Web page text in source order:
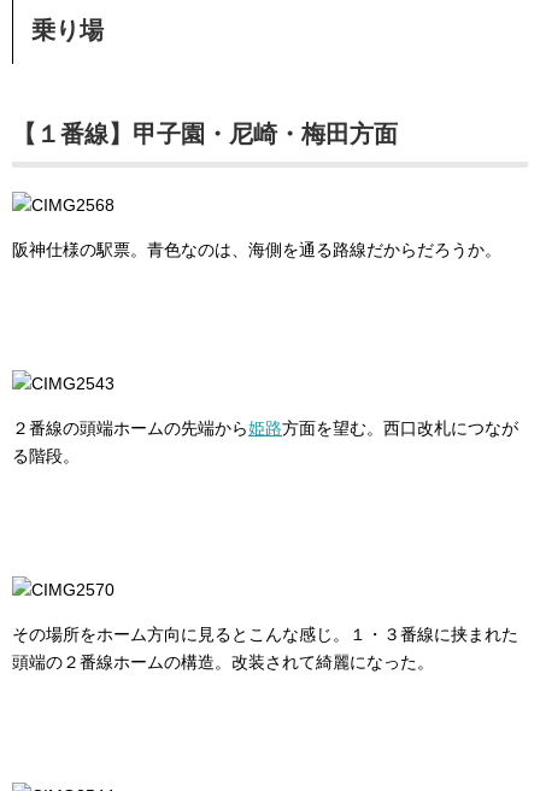
乗り場
【１番線】甲子園・尼崎・梅田方面
阪神仕様の駅票。青色なのは、海側を通る路線だからだろうか。
２番線の頭端ホームの先端から姫路方面を望む。西口改札につなが
る階段。
その場所をホーム方向に見るとこんな感じ。１・３番線に挟まれた
頭端の２番線ホームの構造。改装されて綺麗になった。